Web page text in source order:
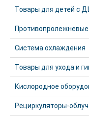
Товары для детей с
Система охлаждения
Товары для ухода и
Кислородное
Рециркуляторы-